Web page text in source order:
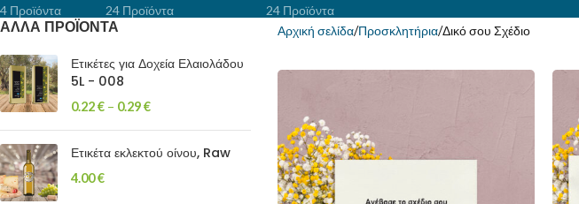
4 Προϊόντα
24 Προϊόντα
24 Προϊόντα
ΑΛΛΑ ΠΡΟΪΟΝΤΑ
Ετικέτες για Δοχεία Ελαιολάδου
5L - 008
0.22€ – 0.29€
Ετικέτα εκλεκτού οίνου, Raw
4.00€
Αρχική σελίδα Προσκλητήρια Δικό σου Σχέδιο